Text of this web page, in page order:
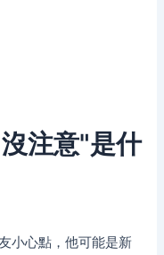
注意"是什
小心點，他可能是新